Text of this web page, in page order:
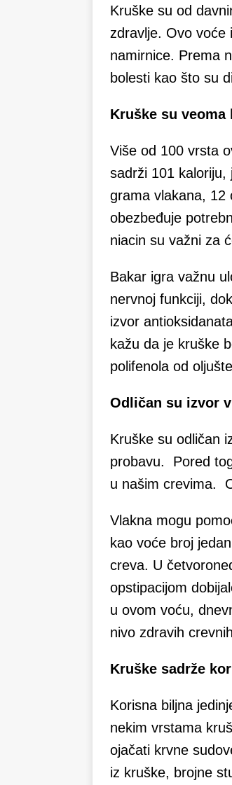
Kruške su od
zdravlje. Ovo voće
namirnice. Prema
bolesti kao što su
Kruške su veoma
Više od 100 vrsta
sadrži 101
grama vlakana, 12
obezbeđuje
niacin su važni za
Bakar igra važnu
nervnoj funkciji,
izvor
kažu da je kruške
polifenola od
Odličan su izvor
Kruške su odličan
probavu. Pored
u našim crevima.
Vlakna mogu
kao voće broj
creva. U
opstipacijom
u ovom voću,
nivo zdravih
Kruške sadrže
Korisna biljna
nekim vrstama
ojačati krvne
iz kruške, brojne